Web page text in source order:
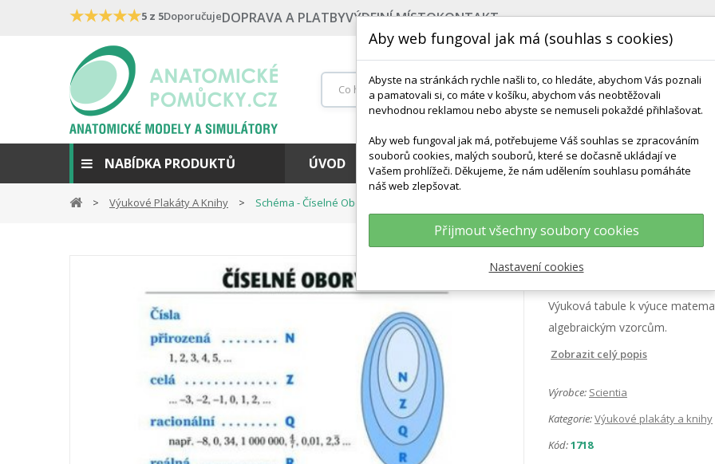
★★★★★5 z 5DoporučujeDOPRAVA A PLATBYVÝDEJNÍ MÍSTOKONTAKT
NABÍDKA PRODUKTŮ ÚVOD NEJPRODÁVANĚJŠÍ VÝCHOVA KE ZDRAVÍ
Výukové Plakáty A Knihy Schéma - Číselné Obory / Algebraické Vzorce
Schéma -
Výuková tabule k výuce
algebraickým vzorcům.
Zobrazit celý popis
Výrobce: Scientia
Kategorie:Výukové plakáty a knihy
Kód:1718
Aby web fungoval jak má (souhlas s cookies)
Abyste na stránkách rychle našli to, co hledáte, abychom Vás poznali
a pamatovali si, co máte v košíku, abychom vás neobtěžovali
nevhodnou reklamou nebo abyste se nemuseli pokaždé přihlašovat.
Aby web fungoval jak má, potřebujeme Váš souhlas se zpracováním
souborů cookies, malých souborů, které se dočasně ukládají ve
Vašem prohlížeči. Děkujeme, že nám udělením souhlasu pomáháte
náš web zlepšovat.
Přijmout všechny soubory cookies
Nastavení cookies